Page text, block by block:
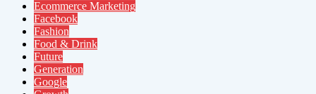
Ecommerce Marketing
Facebook
Fashion
Food & Drink
Future
Generation
Google